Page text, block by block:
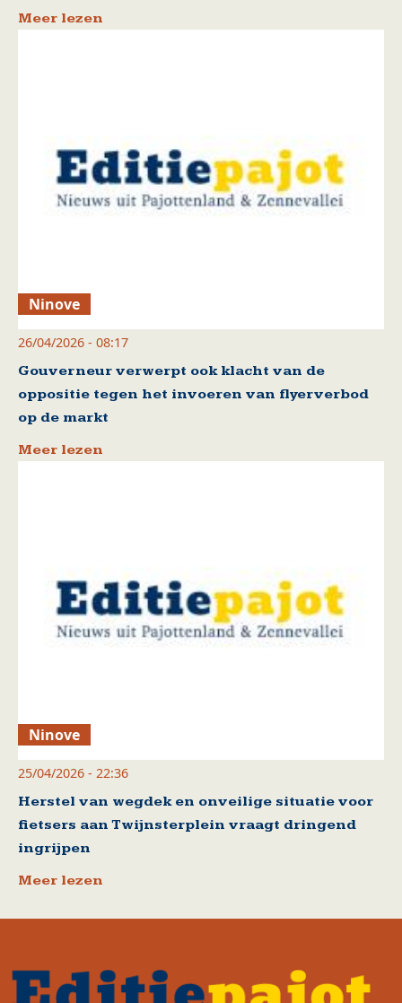
Meer lezen
Ninove
26/04/2026 - 08:17
Gouverneur verwerpt ook klacht van de
oppositie tegen het invoeren van flyerverbod
op de markt
Meer lezen
Ninove
25/04/2026 - 22:36
Herstel van wegdek en onveilige situatie voor
fietsers aan Twijnsterplein vraagt dringend
ingrijpen
Meer lezen